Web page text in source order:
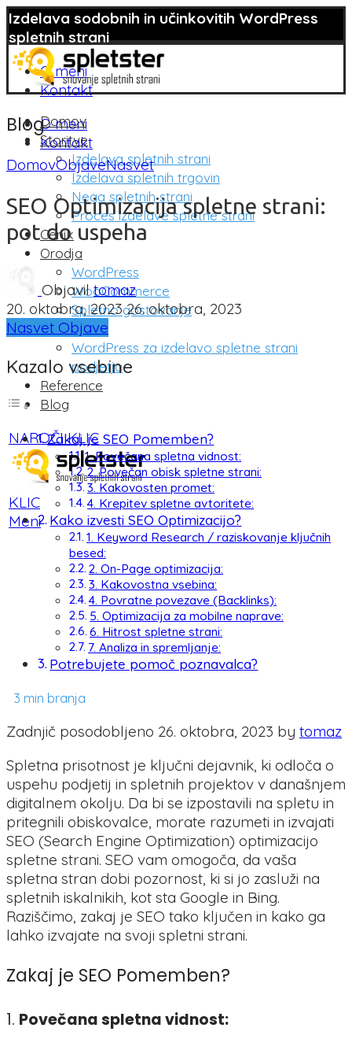
Izdelava sodobnih in učinkovitih WordPress
spletnih strani
O meni
Kontakt
O meni
Kontakt
Domov
Storitve
Izdelava spletnih strani
Izdelava spletnih trgovin
Nega spletnih strani
Proces izdelave spletne strani
Cenik
Orodja
WordPress
WooCommerce
Spletno gostovanje
Rešitve
WordPress za izdelavo spletne strani
podjetja
Reference
Blog
NAROČI KLIC
KLIC
Meni
Blog
DomovObjaveNasvet
SEO Optimizacija spletne strani:
pot do uspeha
Objaviltomaz
20. oktobra, 202326. oktobra, 2023
Nasvet Objave
Kazalo vsebine
Zakaj je SEO Pomemben?
1. Povečana spletna vidnost:
2. Povečan obisk spletne strani:
3. Kakovosten promet:
4. Krepitev spletne avtoritete:
Kako izvesti SEO Optimizacijo?
1. Keyword Research / raziskovanje ključnih
besed:
2. On-Page optimizacija:
3. Kakovostna vsebina:
4. Povratne povezave (Backlinks):
5. Optimizacija za mobilne naprave:
6. Hitrost spletne strani:
7. Analiza in spremljanje:
Potrebujete pomoč poznavalca?
3 min branja
Zadnjič posodobljeno 26. oktobra, 2023 by tomaz
Spletna prisotnost je ključni dejavnik, ki odloča o
uspehu podjetij in spletnih projektov v današnjem
digitalnem okolju. Da bi se izpostavili na spletu in
pritegnili obiskovalce, morate razumeti in izvajati
SEO (Search Engine Optimization) optimizacijo
spletne strani. SEO vam omogoča, da vaša
spletna stran dobi pozornost, ki si jo zasluži na
spletnih iskalnikih, kot sta Google in Bing.
Raziščimo, zakaj je SEO tako ključen in kako ga
lahko izvajate na svoji spletni strani.
Zakaj je SEO Pomemben?
1. Povečana spletna vidnost: